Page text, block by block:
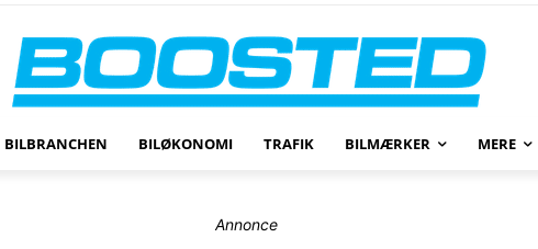
BILBRANCHEN BILØKONOMI TRAFIK BILMÆRKER MERE
Annonce